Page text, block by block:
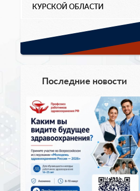
КУРСКОЙ ОБЛАСТИ
Последние новости